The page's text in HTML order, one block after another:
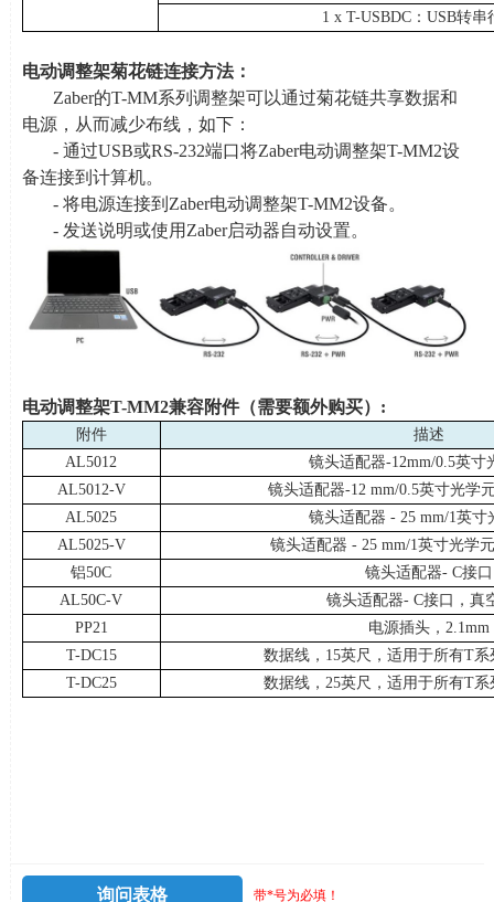
1 x T-USBDC： USB转串
电动调整架菊花链连接方法：
Zaber的T-MM系列调整架可以通过菊花链共享数据和
电源，从而减少布线，如下：
- 通过USB或RS-232端口将Zaber电动调整架T-MM2设
备连接到计算机。
- 将电源连接到 Zaber电动调整架T-MM2设备。
- 发送说明或使用 Zaber启动器自动设置。
电动调整架T-MM2兼容附件（需要额外购买） :
附件
描述
AL5012
镜头适配器-12mm/0.5英寸
AL5012-V
镜头适配器-12 mm/0.5英寸光学
AL5025
镜头适配器 - 25 mm/1 英寸
AL5025-V
镜头适配器 - 25 mm/1 英寸光学
铝50C 镜头适配器- C接口
AL50C-V
镜头适配器- C接口，真
PP21
电源插头， 2.1mm
T-DC15
数据线， 15英尺，适用于所有T系
T-DC25
数据线， 25英尺，适用于所有T系
询问表格 带*号为必填！